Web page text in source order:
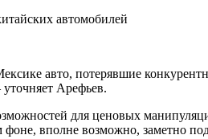
авто, потерявшие
Арефьев.
для ценовых
вполне возможно, заметно